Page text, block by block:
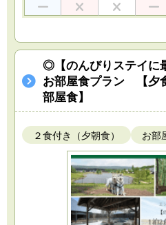
◎【のんびりステイ
お部屋食プラン 【夕
部屋食】
２食付き（夕朝食） お部